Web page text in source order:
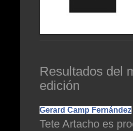
Resultados del
edición
Gerard Camp Fernández
Tete Artacho es